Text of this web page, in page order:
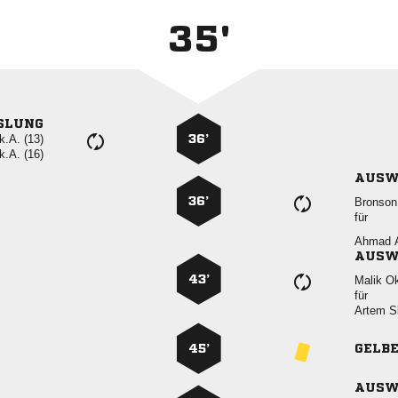
35'
k.A. (13)
k.A. (16)
36’
36’
für

43’

für

45’